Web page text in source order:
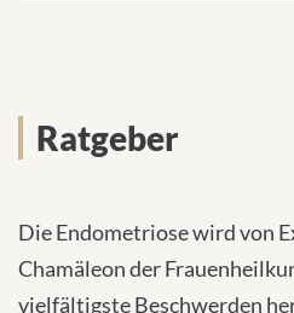
Ratgeber
Die Endometriose wird von
Chamäleon der
vielfältigste Beschwerden